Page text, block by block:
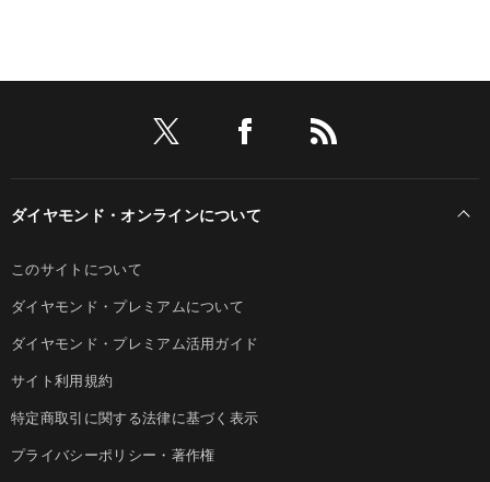
ダイヤモンド・オンラインについて
このサイトについて
ダイヤモンド・プレミアムについて
ダイヤモンド・プレミアム活用ガイド
サイト利用規約
特定商取引に関する法律に基づく表示
プライバシーポリシー・著作権